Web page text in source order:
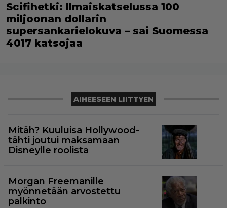
Scifihetki: Ilmaiskatselussa 100
miljoonan dollarin
supersankarielokuva – sai Suomessa
4017 katsojaa
AIHEESEEN LIITTYEN
Mitäh? Kuuluisa Hollywood-
tähti joutui maksamaan
Disneylle roolista
Morgan Freemanille
myönnetään arvostettu
palkinto